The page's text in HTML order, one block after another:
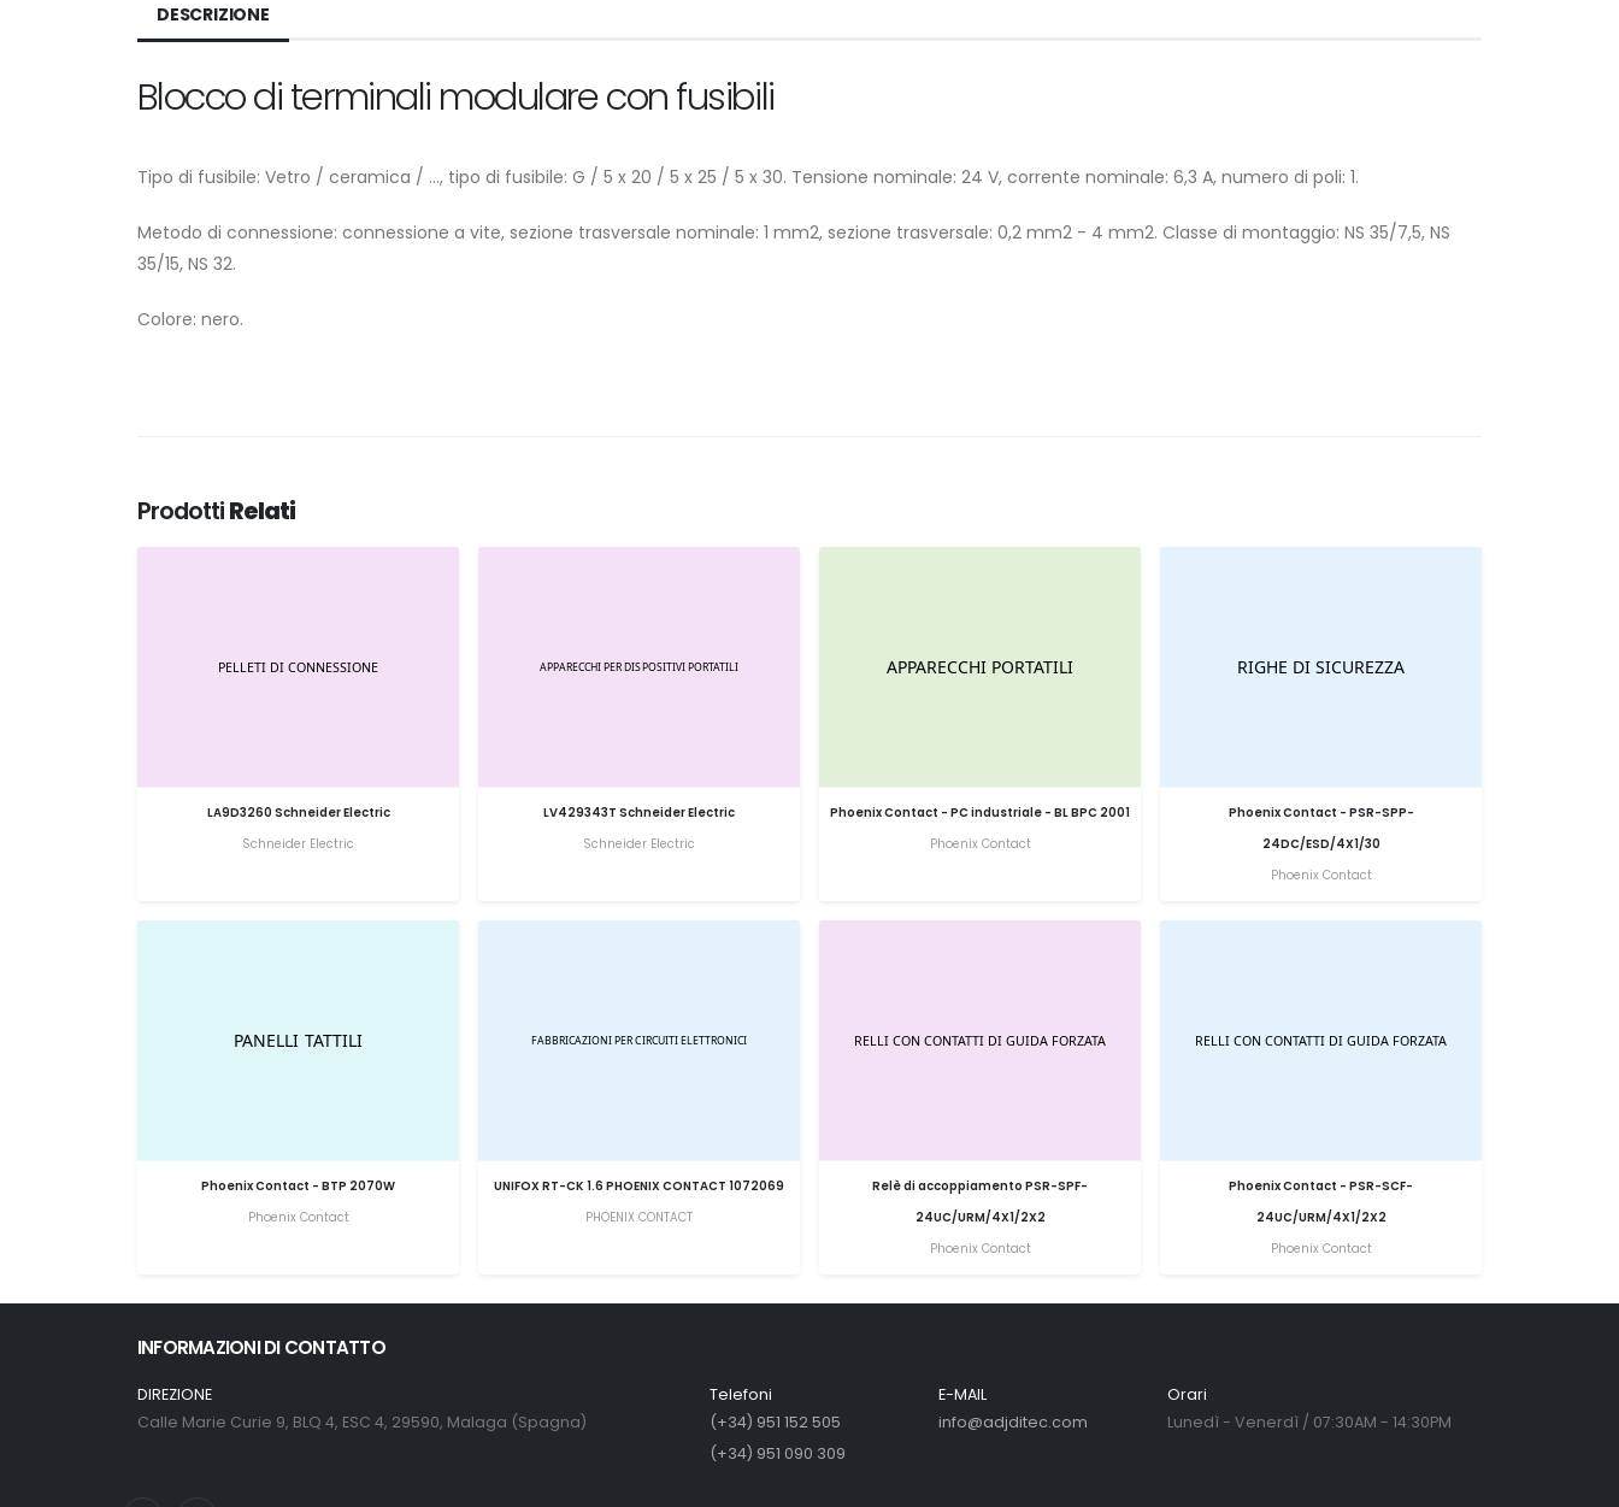
DESCRIZIONE
Blocco di terminali modulare con fusibili
Tipo di fusibile: Vetro / ceramica / ..., tipo di fusibile: G / 5 x 20 / 5 x 25 / 5 x 30. Tensione nominale: 24 V, corrente nominale: 6,3 A, numero di poli: 1.
Metodo di connessione: connessione a vite, sezione trasversale nominale: 1 mm2, sezione trasversale: 0,2 mm2 - 4 mm2. Classe di montaggio: NS 35/7,5, NS
35/15, NS 32.
Colore: nero.
ProdottiRelati
LA9D3260 Schneider Electric
Schneider Electric
LV429343T Schneider Electric
Schneider Electric
Phoenix Contact - PC industriale - BL BPC 2001
Phoenix Contact
Phoenix Contact - PSR-SPP-
24DC/ESD/4X1/30
Phoenix Contact
Phoenix Contact - BTP 2070W
Phoenix Contact
UNIFOX RT-CK 1.6 PHOENIX CONTACT 1072069
PHOENIX CONTACT
Relè di accoppiamento PSR-SPF-
24UC/URM/4X1/2X2
Phoenix Contact
Phoenix Contact - PSR-SCF-
24UC/URM/4X1/2X2
Phoenix Contact
INFORMAZIONI DI CONTATTO
DIREZIONE
Calle Marie Curie 9, BLQ 4, ESC 4, 29590, Malaga (Spagna)
Telefoni
(+34) 951 152 505
(+34) 951 090 309
E-MAIL
info@adjditec.com
Orari
Lunedì - Venerdì / 07:30AM - 14:30PM